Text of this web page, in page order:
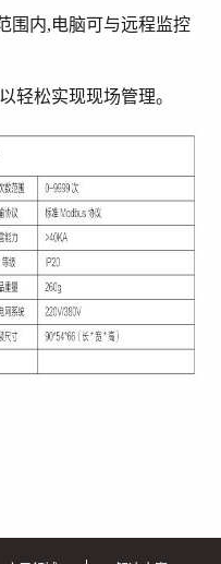
围内,电脑可与远程监控
轻松实现现场管理。